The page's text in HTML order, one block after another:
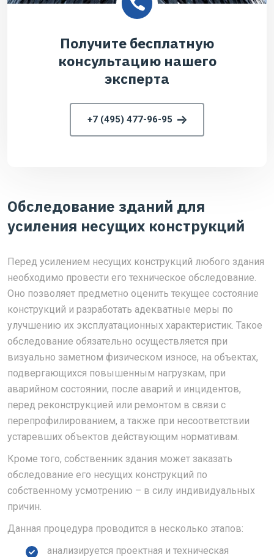
Получите бесплатную
консультацию нашего
эксперта
+7 (495) 477-96-95
Обследование зданий для
усиления несущих конструкций
Перед усилением несущих конструкций любого здания
необходимо провести его техническое обследование.
Оно позволяет предметно оценить текущее состояние
конструкций и разработать адекватные меры по
улучшению их эксплуатационных характеристик. Такое
обследование обязательно осуществляется при
визуально заметном физическом износе, на объектах,
подвергающихся повышенным нагрузкам, при
аварийном состоянии, после аварий и инцидентов,
перед реконструкцией или ремонтом в связи с
перепрофилированием, а также при несоответствии
устаревших объектов действующим нормативам.
Кроме того, собственник здания может заказать
обследование его несущих конструкций по
собственному усмотрению – в силу индивидуальных
причин.
Данная процедура проводится в несколько этапов:
анализируется проектная и техническая